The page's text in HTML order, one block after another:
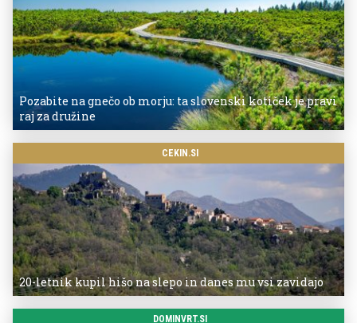
Pozabite na gnečo ob morju: ta slovenski kotiček je pravi
raj za družine
CEKIN.SI
20-letnik kupil hišo na slepo in danes mu vsi zavidajo
DOMINVRT.SI